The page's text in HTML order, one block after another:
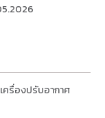
ครื่องปรับอากาศ